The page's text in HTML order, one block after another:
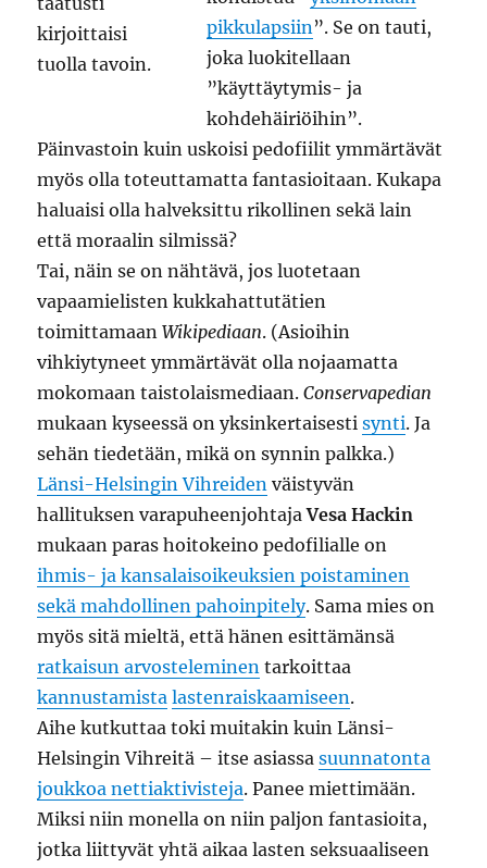
pikkulapsiin”. Se on tauti,
joka luokitellaan
”käyttäytymis- ja
kohdehäiriöihin”.
Päinvastoin kuin uskoisi pedofiilit ymmärtävät
myös olla toteuttamatta fantasioitaan. Kukapa
haluaisi olla halveksittu rikollinen sekä lain
että moraalin silmissä?
Tai, näin se on nähtävä, jos luotetaan
vapaamielisten kukkahattutätien
toimittamaanWikipediaan. (Asioihin
vihkiytyneet ymmärtävät olla nojaamatta
mokomaan taistolaismediaan.Conservapedian
mukaan kyseessä on yksinkertaisestisynti. Ja
sehän tiedetään, mikä on synnin palkka.)
Länsi-Helsingin Vihreiden väistyvän
hallituksen varapuheenjohtajaVesa Hackin
mukaan paras hoitokeino pedofilialle on
ihmis- ja kansalaisoikeuksien poistaminen
sekä mahdollinen pahoinpitely. Sama mies on
myös sitä mieltä, että hänen esittämänsä
ratkaisun arvosteleminen tarkoittaa
kannustamista lastenraiskaamiseen.
Aihe kutkuttaa toki muitakin kuin Länsi-
Helsingin Vihreitä – itse asiassasuunnatonta
joukkoa nettiaktivisteja. Panee miettimään.
Miksi niin monella on niin paljon fantasioita,
jotka liittyvät yhtä aikaa lasten seksuaaliseen